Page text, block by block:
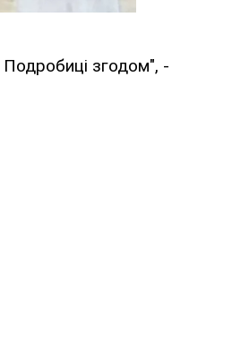
Подробиці згодом", -